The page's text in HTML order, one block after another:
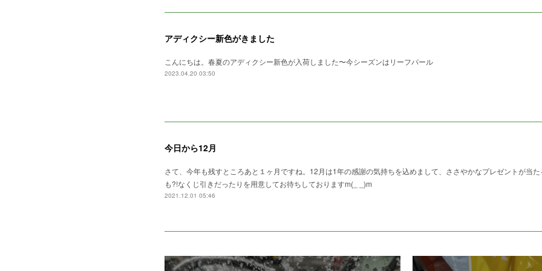
アディクシー新色がきました
こんにちは。春夏のアディクシー新色が入荷しました〜今シーズンはリーフパール
2023.04.20 03:50
今日から12月
さて、今年も残すところあと１ヶ月ですね。12月は1年の感謝の気持ちを込めまして、ささやかなプレゼントが当
も?!なくじ引きだったりを用意してお待ちしておりますm(_ _)m
2021.12.01 05:46